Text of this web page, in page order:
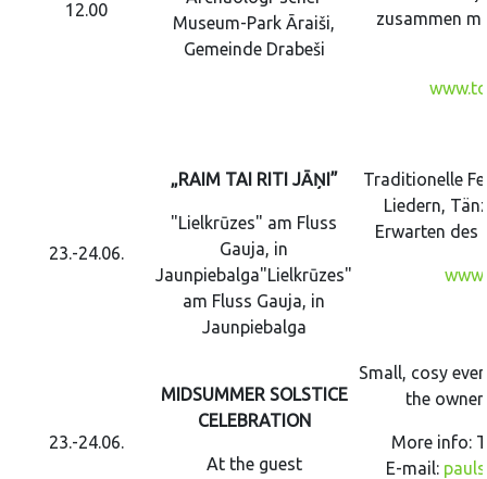
12.00
Museum-Park Āraiši,
Gemeinde Drabeši
zusammen
23.-24.06.
„RAIM TAI RITI JĀŅI”
"Lielkrūzes" am Fluss
Gauja, in
Jaunpiebalga"Lielkrūzes"
am Fluss Gauja, in
Jaunpiebalga
Traditionelle
Liedern,
Erwarten des
23.-24.06.
MIDSUMMER SOLSTICE
CELEBRATION
At the guest
Small, cosy
the
More info:
E-mail: